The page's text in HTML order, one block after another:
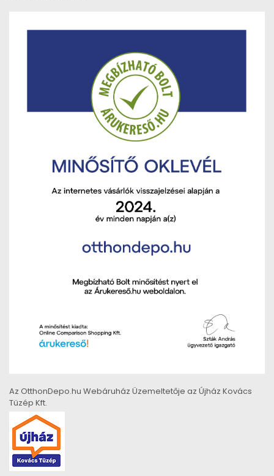
Az OtthonDepo.hu Webáruház Üzemeltetője az Újház Kovács
Tüzép Kft.